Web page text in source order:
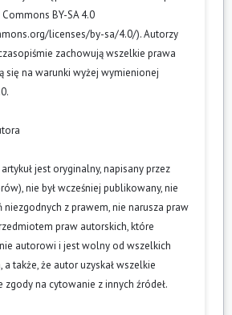
BY-SA 4.0
licenses/by-sa/4.0/). Autorzy
zachowują wszelkie prawa
się na warunki wyżej wymienionej
jest oryginalny, napisany przez
nie był wcześniej publikowany, nie
niezgodnych z prawem, nie narusza praw
praw autorskich, które
autorowi i jest wolny od wszelkich
także, że autor uzyskał wszelkie
zgody na cytowanie z innych źródeł.